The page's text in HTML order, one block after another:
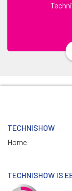
TECHNISHOW
Home
TECHNISHOW IS